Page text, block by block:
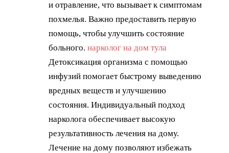
и отравление, что вызывает к симптомам
похмелья. Важно предоставить первую
помощь, чтобы улучшить состояние
больного. нарколог на дом тула
Детоксикация организма с помощью
инфузий помогает быстрому выведению
вредных веществ и улучшению
состояния. Индивидуальный подход
нарколога обеспечивает высокую
результативность лечения на дому.
Лечение на дому позволяют избежать